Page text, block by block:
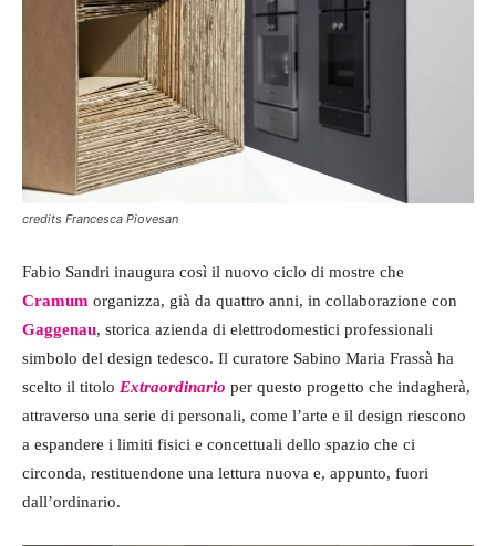
credits Francesca Piovesan
Fabio Sandri inaugura così il nuovo ciclo di mostre che
Cramum organizza, già da quattro anni, in collaborazione con
Gaggenau, storica azienda di elettrodomestici professionali
simbolo del design tedesco. Il curatore Sabino Maria Frassà ha
scelto il titolo Extraordinario per questo progetto che indagherà,
attraverso una serie di personali, come l’arte e il design riescono
a espandere i limiti fisici e concettuali dello spazio che ci
circonda, restituendone una lettura nuova e, appunto, fuori
dall’ordinario.